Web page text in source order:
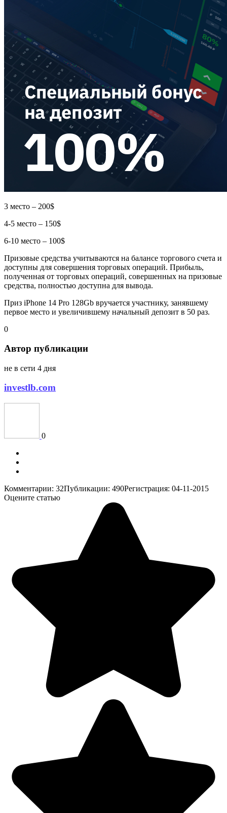
3 место – 200$
4-5 место – 150$
6-10 место – 100$
Призовые средства учитываются на балансе торгового счета и
доступны для совершения торговых операций. Прибыль,
полученная от торговых операций, совершенных на призовые
средства, полностью доступна для вывода.
Приз iPhone 14 Pro 128Gb вручается участнику, занявшему
первое место и увеличившему начальный депозит в 50 раз.
0
Автор публикации
не в сети 4 дня
investlb.com
0
Комментарии: 32Публикации: 490Регистрация: 04-11-2015
Оцените статью